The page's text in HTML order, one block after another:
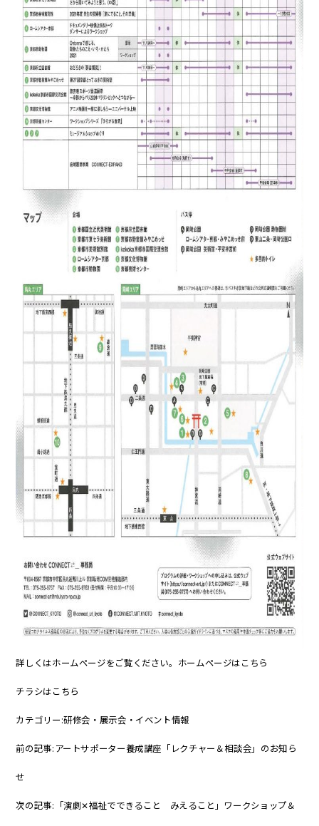
詳しくはホームページをご覧ください。ホームページはこちら
チラシはこちら
カテゴリー:研修会・展示会・イベント情報
前の記事: アートサポーター養成講座「レクチャー＆相談会」のお知ら
せ
次の記事: 「演劇✕福祉でできること みえること」ワークショップ＆